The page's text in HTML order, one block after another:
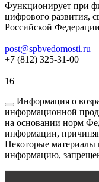
Функционирует при
цифрового развития,
Российской
post@spbvedomosti.ru
+7 (812) 325-31-00
16+
Информация о
информационной
на основании норм
информации,
Некоторые материалы
информацию,